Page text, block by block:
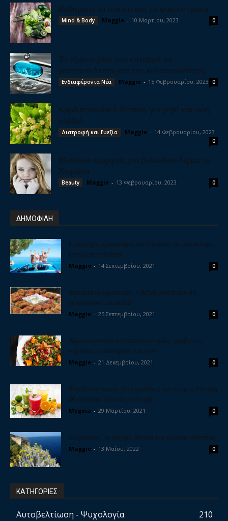
Καθαρίστε το συκώτι σας με φυσικό τρόπο
Mind & Body Maggie - 10 Μαρτίου, 2023 0
Το έξυπνο χάπι που καταργεί τη
γαστροσκόπηση και την κολονοσκόπηση
Ενδιαφέροντα Νέα Maggie - 15 Φεβρουαρίου, 2023 0
Καρδιοτονωτικά βότανα, για γερή και υγιή
καρδιά
Διατροφή και Ευεξία Maggie - 14 Φεβρουαρίου, 2023
0
Μυστικά ομορφιάς για βελούδινο δέρμα το
Χειμώνα
Beauty Maggie - 13 Φεβρουαρίου, 2023 0
ΔΗΜΟΦΙΛΗ
5 υπέροχοι προορισμοί για διακοπές με αυτοκίνητο
κοντά στην Αθήνα
Maggie - 14 Σεπτεμβρίου, 2021 0
Μπιφτέκια λαχανικών, η θεϊκή γεύση που θα
ξετρελλάνει τα παιδιά
Maggie - 25 Σεπτεμβρίου, 2021 0
Χριστουγεννιάτικη σαλάτα με ρόδι, γραβιέρα,
καρύδια, μπαλσάμικο και μέλι
Maggie - 21 Δεκεμβρίου, 2021 0
Φτιάξε σπιτικούς ηλεκτρολύτες για να έχεις δύναμη
& ενέργεια. Εύκολη συνταγή
Megeia - 29 Μαρτίου, 2021 0
Ελίχρυσος, το ισχυρό βότανο της αιώνιας νεότητας
Maggie - 13 Μαΐου, 2022 0
ΚΑΤΗΓΟΡΙΕΣ
Αυτοβελτίωση - Ψυχολογία
210